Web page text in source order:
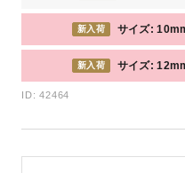
新入荷 サイズ:
新入荷 サイズ:
ID: 42464